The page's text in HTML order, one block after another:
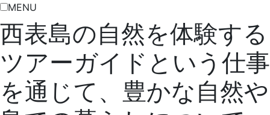
MENU
西表島の自然を体験する
ツアーガイドという仕事
を通じて、豊かな自然や